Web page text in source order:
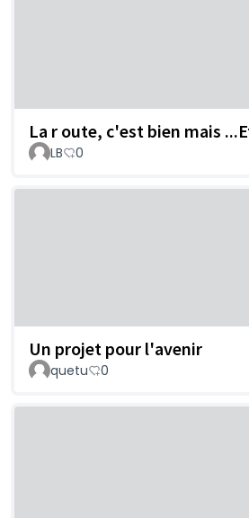
La r oute, c'est bien mais
LB 0
Un projet pour l'avenir
quetu 0